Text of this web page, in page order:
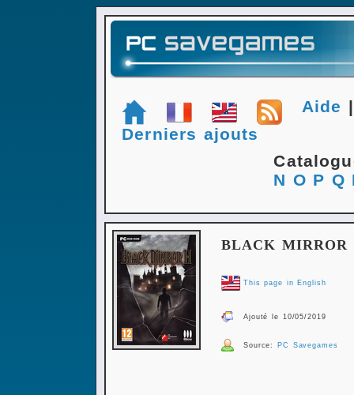
Aide
Derniers ajouts
N O P Q
BLACK
This page in English
Ajouté le 10/05/2019
Source: PC Savegames